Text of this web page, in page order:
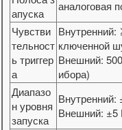
апуска
аналоговая
Чувстви
тельност
ь триггер
а
ключенной
Внешний:
ибора)
Диапазо
н уровня
запуска
Внутренний:
Внешний: ±5